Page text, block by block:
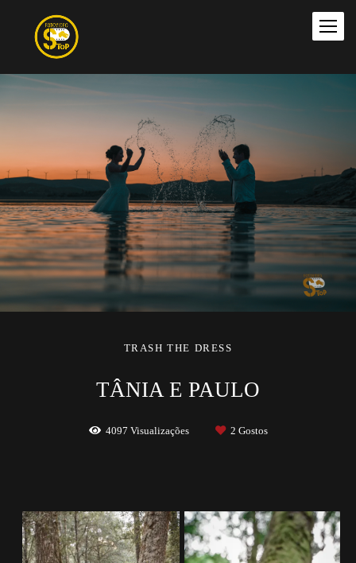
TRASH THE DRESS
TÂNIA E PAULO
4097 Visualizações 2 Gostos